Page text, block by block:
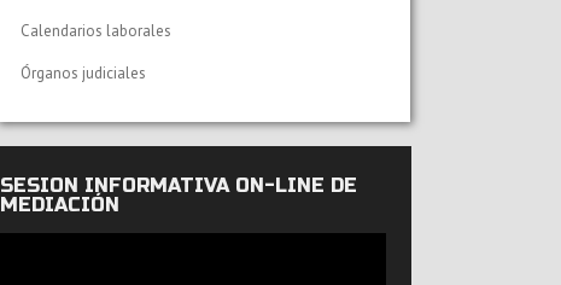
Calendarios laborales
Órganos judiciales
SESIÓN INFORMATIVA ON-LINE DE
MEDIACIÓN